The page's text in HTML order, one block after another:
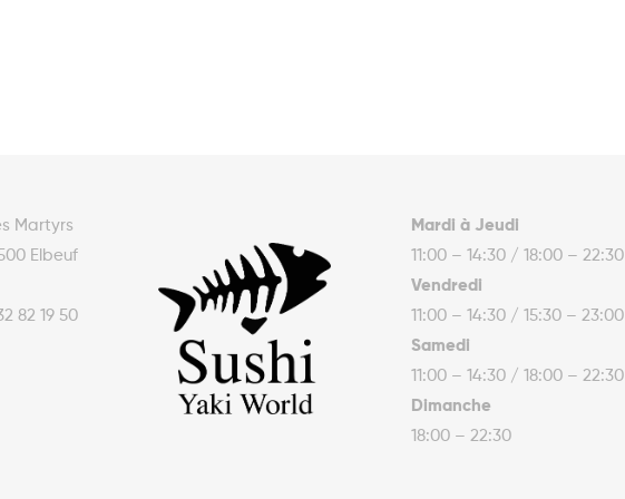
Martyrs
Elbeuf
82 19 50
Mardi à Jeudi
11:00 – 14:30 / 18:00 – 22:30
Vendredi
11:00 – 14:30 / 15:30 – 23:00
Samedi
11:00 – 14:30 / 18:00 – 22:30
Dimanche
18:00 – 22:30